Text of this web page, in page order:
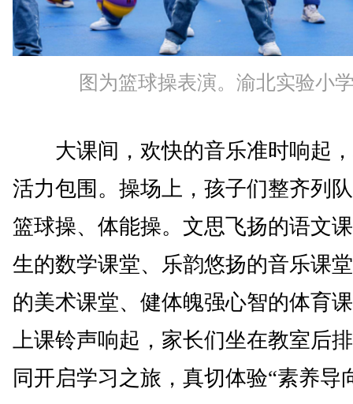
图为篮球操表演。渝北实验小
大课间，欢快的音乐准时响起，
活力包围。操场上，孩子们整齐列
篮球操、体能操。文思飞扬的语文
生的数学课堂、乐韵悠扬的音乐课
的美术课堂、健体魄强心智的体育
上课铃声响起，家长们坐在教室后
同开启学习之旅，真切体验“素养导